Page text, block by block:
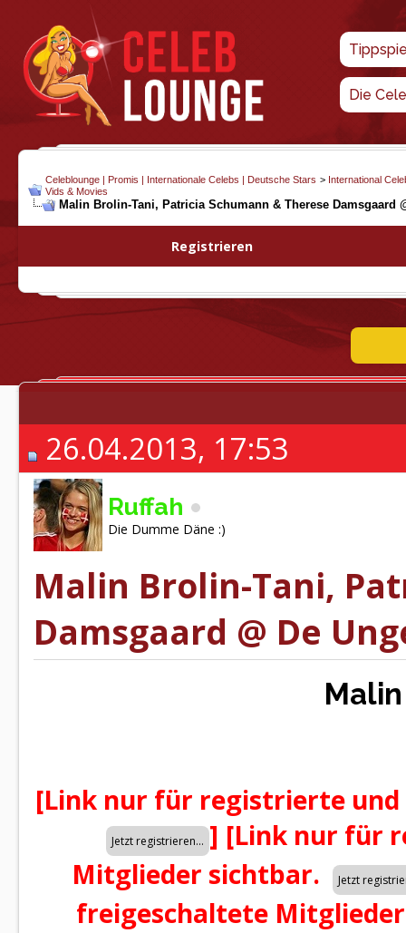
Die
Celeblounge | Promis | Internationale Celebs | Deutsche Stars > International
Vids & Movies
Malin Brolin-Tani, Patricia Schumann & Therese Damsgaard
Registrieren
26.04.2013, 17:53
Ruffah
Die Dumme Däne :)
Malin Brolin-Tani,
Damsgaard @ De
[Link nur für registrierte
] [Link nur für
Mitglieder sichtbar.
freigeschaltete